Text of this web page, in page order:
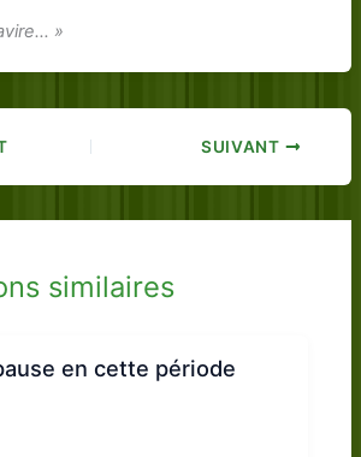
»
SUIVANT
similaires
en cette période